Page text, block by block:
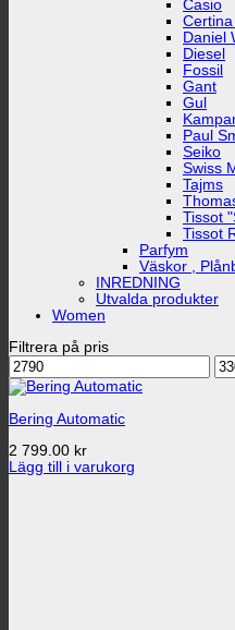
Casio
Daniel
Diesel
Fossil
Gant
Gul
Paul
Seiko
Swiss
Tajms
Tissot
Tissot
Parfym
Väskor ,
INREDNING
Utvalda produkter
Women
Filtrera på pris
Min
pris
Bering Automatic
2 799.00 kr
Lägg till i varukorg